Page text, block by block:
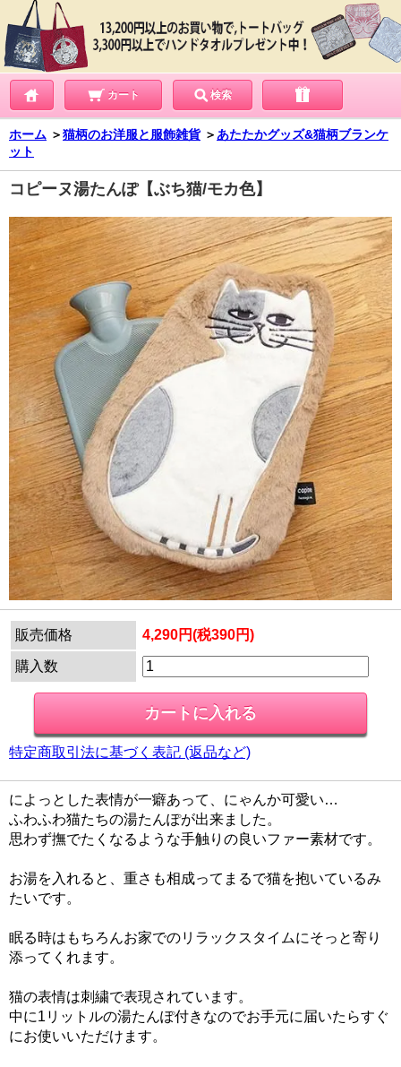
カート 検索
ホーム ＞猫柄のお洋服と服飾雑貨 ＞ あたたかグッズ&猫柄ブランケ
ット
コピーヌ湯たんぽ【ぶち猫/モカ色】
販売価格 4,290円(税390円)
購入数
特定商取引法に基づく表記 (返品など)
によっとした表情が一癖あって、にゃんか可愛い…
ふわふわ猫たちの湯たんぽが出来ました。
思わず撫でたくなるような手触りの良いファー素材です。
お湯を入れると、重さも相成ってまるで猫を抱いているみ
たいです。
眠る時はもちろんお家でのリラックスタイムにそっと寄り
添ってくれます。
猫の表情は刺繍で表現されています。
中に1リットルの湯たんぽ付きなのでお手元に届いたらすぐ
にお使いいただけます。